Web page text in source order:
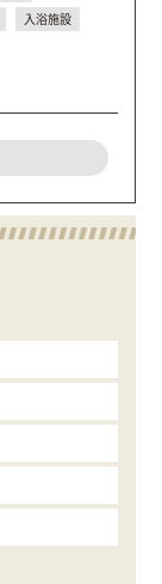
入浴施設